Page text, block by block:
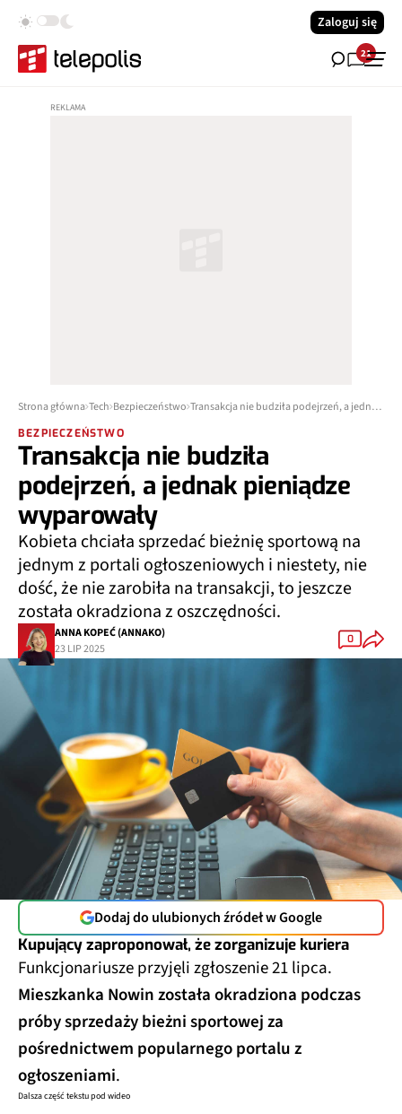
Zaloguj się
21
Strona główna Tech Bezpieczeństwo Transakcja nie budziła podejrzeń, a jednak pieniądze wyparowały
BEZPIECZEŃSTWO
Transakcja nie budziła
podejrzeń, a jednak pieniądze
wyparowały
Kobieta chciała sprzedać bieżnię sportową na
jednym z portali ogłoszeniowych i niestety, nie
dość, że nie zarobiła na transakcji, to jeszcze
została okradziona z oszczędności.
ANNA KOPEĆ (ANNAKO)
23 LIP 2025
0
Dodaj do ulubionych źródeł w Google
Kupujący zaproponował, że zorganizuje kuriera
Funkcjonariusze przyjęli zgłoszenie 21 lipca.
Mieszkanka Nowin została okradziona podczas
próby sprzedaży bieżni sportowej za
pośrednictwem popularnego portalu z
ogłoszeniami.
Dalsza część tekstu pod wideo